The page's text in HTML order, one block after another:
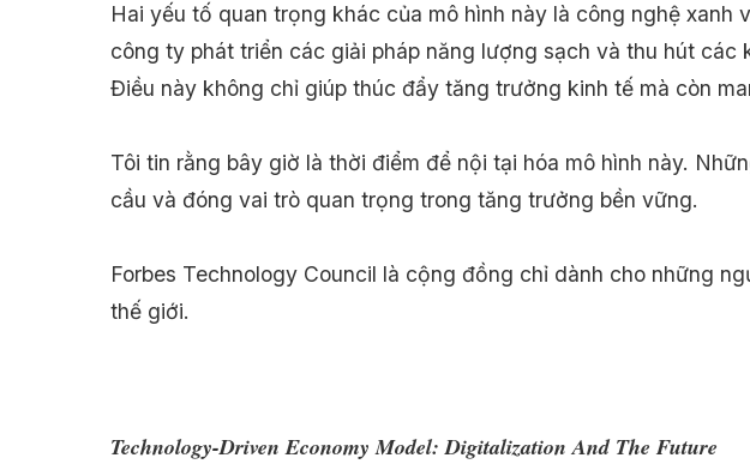
Hai yếu tố quan trọng khác của mô hình này là công nghệ
công ty phát triển các giải pháp năng lượng sạch và thu hút
Điều này không chỉ giúp thúc đẩy tăng trưởng kinh tế mà còn
Tôi tin rằng bây giờ là thời điểm để nội tại hóa mô hình này.
cầu và đóng vai trò quan trọng trong tăng trưởng bền vững.
Forbes Technology Council là cộng đồng chỉ dành cho những
thế giới.
Technology-Driven Economy Model: Digitalization And The Future